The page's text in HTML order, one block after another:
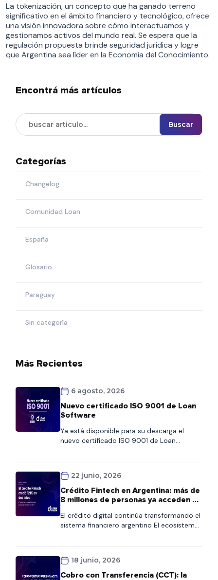
La tokenización, un concepto que ha ganado terreno
significativo en el ámbito financiero y tecnológico, ofrece
una visión innovadora sobre cómo interactuamos y
gestionamos activos del mundo real. Se espera que la
regulación propuesta brinde seguridad jurídica y logre
que Argentina sea líder en la Economía del Conocimiento.
Encontrá más artículos
Buscar
Categorías
Changelog
Comunidad Loan
España
Glosario
Paraguay
Sin categoría
Más Recientes
6 agosto, 2026
Nuevo certificado ISO 9001 de Loan
Software
Ya está disponible para su descarga el
nuevo certificado ISO 9001 de Loan
podrán acceder al certificado de forma
rápida desde esta página o consultarlo
también en nuestra Wiki, donde
22 junio, 2026
Crédito Fintech en Argentina: más de
8 millones de personas ya acceden al
El crédito digital continúa transformando el
sistema financiero argentino El ecosistema
Informe de Crédito Fintech elaborado por el
ITBA y la Cámara Argentina Fintech, más de
18 junio, 2026
Cobro con Transferencia (CCT): la